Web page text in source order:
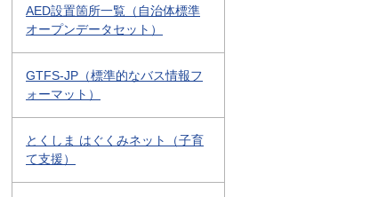
AED設置箇所一覧（自治体標準
オープンデータセット）
GTFS-JP（標準的なバス情報フ
ォーマット）
とくしま はぐくみネット（子育
て支援）